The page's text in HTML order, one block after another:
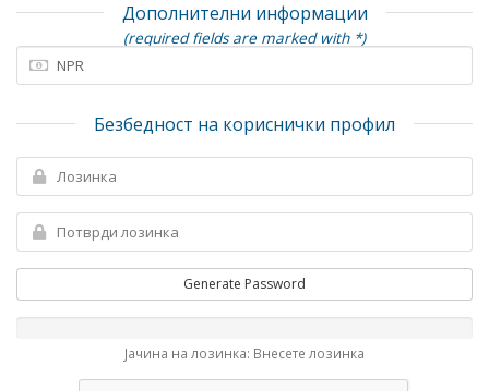
Дополнителни информации
(required fields are marked with *)
Безбедност на кориснички профил
Generate Password
Јачина на лозинка: Внесете лозинка